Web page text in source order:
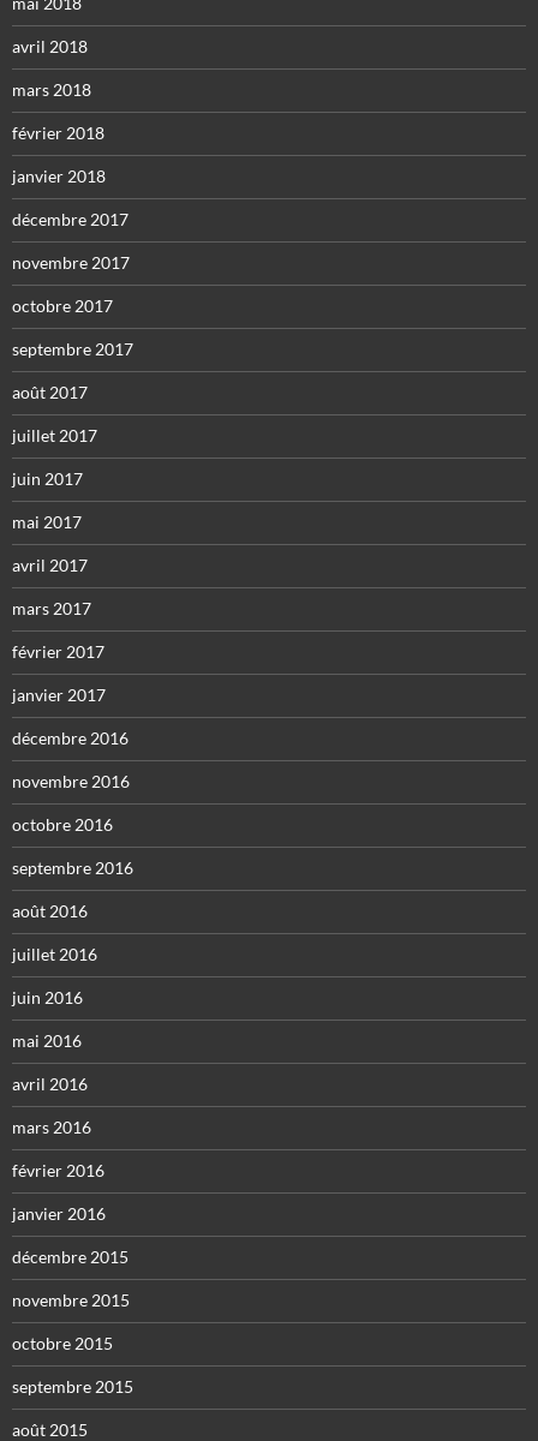
avril 2018
mars 2018
février 2018
janvier 2018
décembre 2017
novembre 2017
octobre 2017
septembre 2017
août 2017
juillet 2017
juin 2017
mai 2017
avril 2017
mars 2017
février 2017
janvier 2017
décembre 2016
novembre 2016
octobre 2016
septembre 2016
août 2016
juillet 2016
juin 2016
mai 2016
avril 2016
mars 2016
février 2016
janvier 2016
décembre 2015
novembre 2015
octobre 2015
septembre 2015
août 2015